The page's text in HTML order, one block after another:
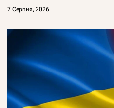
7 Серпня, 2026